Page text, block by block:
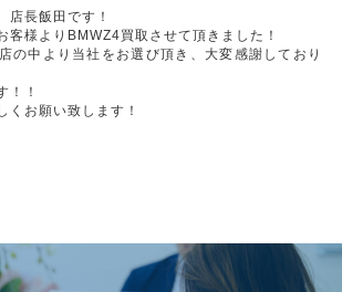
店長飯田です！
客様よりBMWZ4買取させて頂きました！
の中より当社をお選び頂き、大変感謝しており
！！
くお願い致します！